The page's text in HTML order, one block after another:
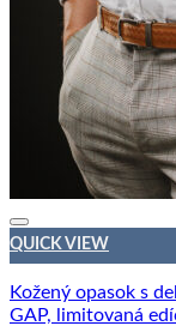
QUICK VIEW
Kožený opasok s
GAP, limitovaná